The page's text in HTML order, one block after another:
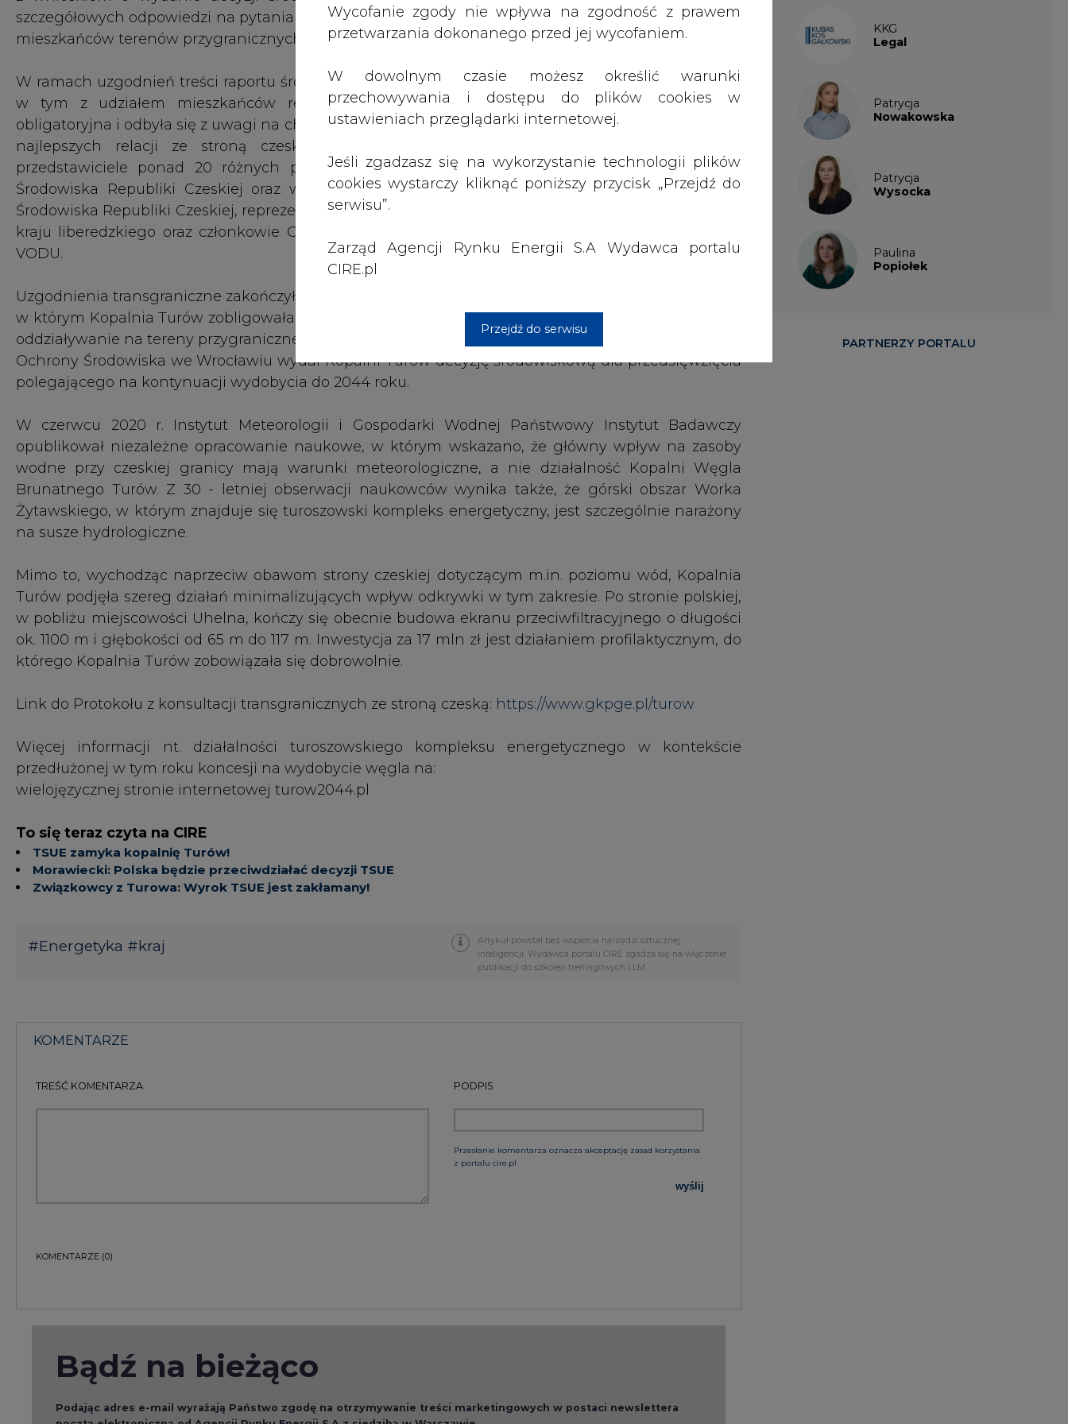
CIRE.pl
Przejdź do serwisu
Uzgodnienia transgraniczne zakończyły się podpisaniem przez stronę czeską protokołu z uzgodnień,
w którym Kopalnia Turów zobligowała się do podjęcia konkretnych działań minimalizujących swoje
oddziaływanie na tereny przygraniczne. Na tej podstawie w styczniu 2020 roku Regionalny Dyrektor
Ochrony Środowiska we Wrocławiu wydał Kopalni Turów decyzję środowiskową dla przedsięwzięcia
polegającego na kontynuacji wydobycia do 2044 roku.
W czerwcu 2020 r. Instytut Meteorologii i Gospodarki Wodnej Państwowy Instytut Badawczy
opublikował niezależne opracowanie naukowe, w którym wskazano, że główny wpływ na zasoby
wodne przy czeskiej granicy mają warunki meteorologiczne, a nie działalność Kopalni Węgla
Brunatnego Turów. Z 30 - letniej obserwacji naukowców wynika także, że górski obszar Worka
Żytawskiego, w którym znajduje się turoszowski kompleks energetyczny, jest szczególnie narażony
na susze hydrologiczne.
Mimo to, wychodząc naprzeciw obawom strony czeskiej dotyczącym m.in. poziomu wód, Kopalnia
Turów podjęła szereg działań minimalizujących wpływ odkrywki w tym zakresie. Po stronie polskiej,
w pobliżu miejscowości Uhelna, kończy się obecnie budowa ekranu przeciwfiltracyjnego o długości
ok. 1100 m i głębokości od 65 m do 117 m. Inwestycja za 17 mln zł jest działaniem profilaktycznym, do
którego Kopalnia Turów zobowiązała się dobrowolnie.
Link do Protokołu z konsultacji transgranicznych ze stroną czeską: https://www.gkpge.pl/turow
Więcej informacji nt. działalności turoszowskiego kompleksu energetycznego w kontekście
przedłużonej w tym roku koncesji na wydobycie węgla na:
wielojęzycznej stronie internetowej turow2044.pl
To się teraz czyta na CIRE
TSUE zamyka kopalnię Turów!
Morawiecki: Polska będzie przeciwdziałać decyzji TSUE
Związkowcy z Turowa: Wyrok TSUE jest zakłamany!
#Energetyka # kraj
Artykuł powstał bez wsparcia narzędzi sztucznej
inteligencji. Wydawca portalu CIRE zgadza się na włączenie
KOMENTARZE
TREŚĆ KOMENTARZA
wyślij
Bądź na bieżąco
Podając adres e-mail wyrażają Państwo zgodę na otrzymywanie treści marketingowych w postaci newslettera
przysługujących Państwu prawach, znajduje się w
Raporty branżowe
PARTNERZY PORTALU